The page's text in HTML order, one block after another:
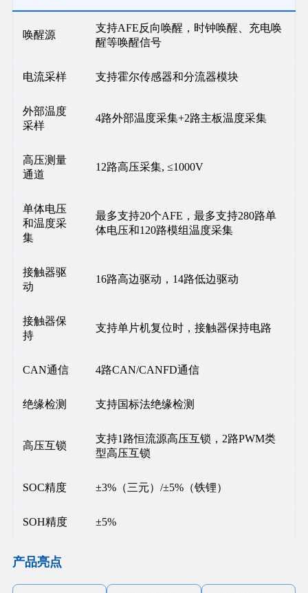
唤醒源
支持AFE反向唤醒，时钟唤醒、充电唤
醒等唤醒信号
电流采样 支持霍尔传感器和分流器模块
外部温度
采样
4路外部温度采集+2路主板温度采集
高压测量
通道
12路高压采集, ≤1000V
单体电压
和温度采
集
最多支持20个AFE，最多支持280路单
体电压和120路模组温度采集
接触器驱
动
16路高边驱动，14路低边驱动
接触器保
持
支持单片机复位时，接触器保持电路
CAN通信 4路CAN/CANFD通信
绝缘检测 支持国标法绝缘检测
高压互锁
支持1路恒流源高压互锁，2路PWM类
型高压互锁
SOC精度 ±3%（三元）/±5%（铁锂）
SOH精度 ±5%
产品亮点